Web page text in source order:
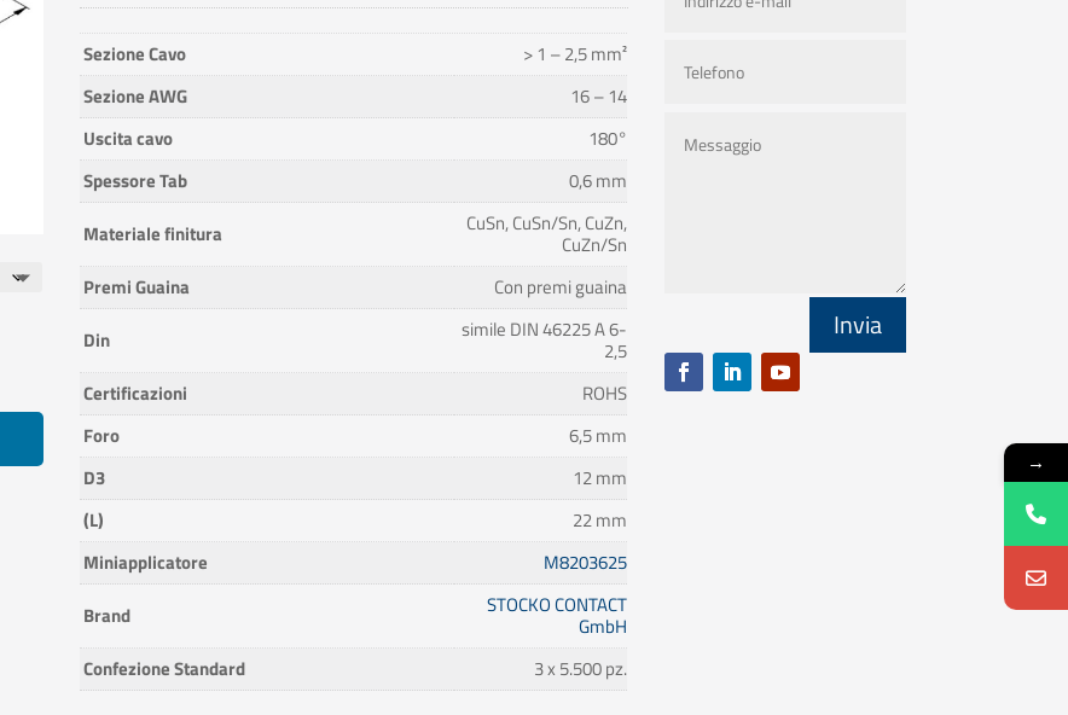
Sezione Cavo
> 1 – 2,5 mm²
Sezione AWG
16 – 14
Uscita cavo
180°
Spessore Tab
0,6 mm
Materiale finitura
CuSn, CuSn/Sn, CuZn,
CuZn/Sn
Premi Guaina
Con premi guaina
Din
simile DIN 46225 A 6-
2,5
Certificazioni
ROHS
Foro
6,5 mm
D3
12 mm
(L)
22 mm
Miniapplicatore
M8203625
Brand
STOCKO CONTACT
GmbH
Confezione Standard
3 x 5.500 pz.
Invia
→